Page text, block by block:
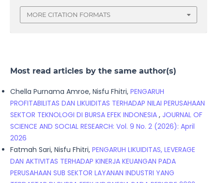
MORE CITATION FORMATS
Most read articles by the same author(s)
Chella Purnama Amroe, Nisfu Fhitri, PENGARUH
PROFITABILITAS DAN LIKUIDITAS TERHADAP NILAI PERUSAHAAN
SEKTOR TEKNOLOGI DI BURSA EFEK INDONESIA , JOURNAL OF
SCIENCE AND SOCIAL RESEARCH: Vol. 9 No. 2 (2026): April
2026
Fatmah Sari, Nisfu Fhitri, PENGARUH LIKUIDITAS, LEVERAGE
DAN AKTIVITAS TERHADAP KINERJA KEUANGAN PADA
PERUSAHAAN SUB SEKTOR LAYANAN INDUSTRI YANG